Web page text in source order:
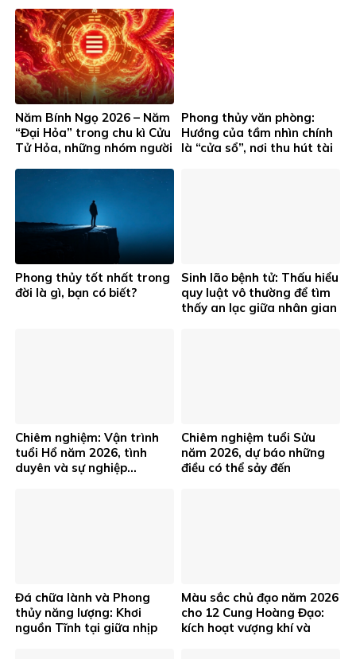
Năm Bính Ngọ 2026 – Năm
“Đại Hỏa” trong chu kì Cửu
Tử Hỏa, những nhóm người
Phong thủy văn phòng:
Hướng của tầm nhìn chính
là “cửa sổ”, nơi thu hút tài
Phong thủy tốt nhất trong
đời là gì, bạn có biết?
Sinh lão bệnh tử: Thấu hiểu
quy luật vô thường để tìm
thấy an lạc giữa nhân gian
Chiêm nghiệm: Vận trình
tuổi Hổ năm 2026, tình
duyên và sự nghiệp…
Chiêm nghiệm tuổi Sửu
năm 2026, dự báo những
điều có thể sảy đến
Đá chữa lành và Phong
thủy năng lượng: Khơi
nguồn Tĩnh tại giữa nhịp
Màu sắc chủ đạo năm 2026
cho 12 Cung Hoàng Đạo:
kích hoạt vượng khí và